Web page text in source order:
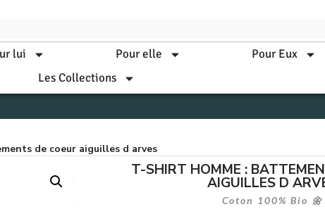
lui Pour elle Pour Eux
Les Collections
de coeur aiguilles d arves
T-SHIRT HOMME :
AIGUILLES D
Coton 100% Bio 🌼